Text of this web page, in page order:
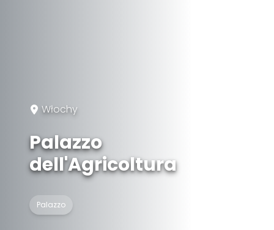
Włochy
Palazzo
dell'Agricoltura
Palazzo